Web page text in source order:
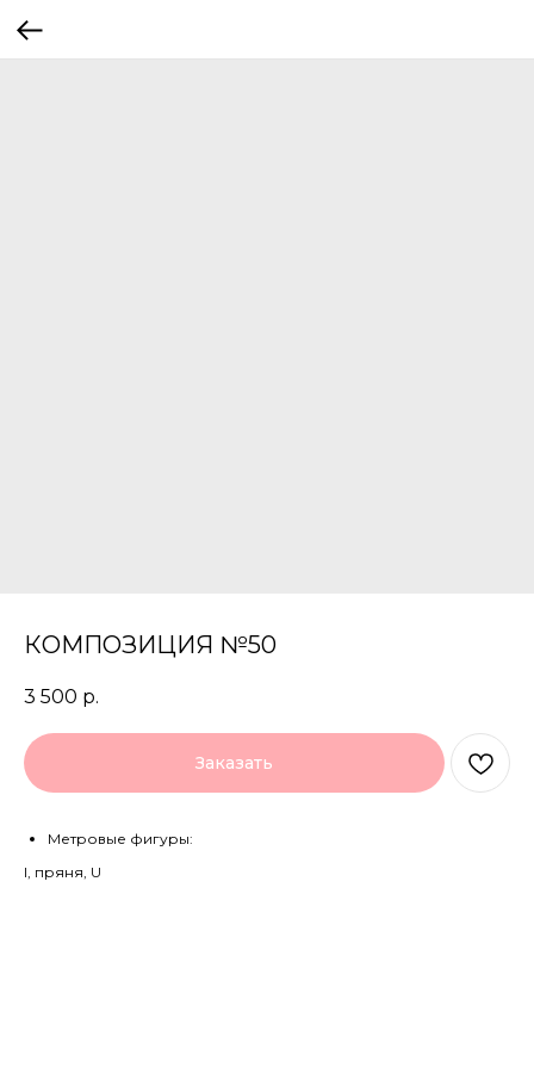
КОМПОЗИЦИЯ №50
3 500 р.
Заказать
Метровые фигуры:
I, пряня, U